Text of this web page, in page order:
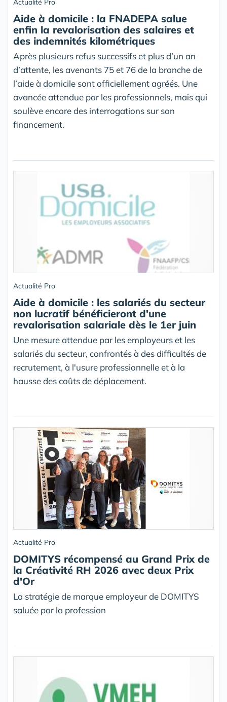
Actualité Pro
Aide à domicile : la FNADEPA salue
enfin la revalorisation des salaires et
des indemnités kilométriques
Après plusieurs refus successifs et plus d’un an
d’attente, les avenants 75 et 76 de la branche de
l’aide à domicile sont officiellement agréés. Une
avancée attendue par les professionnels, mais qui
soulève encore des interrogations sur son
financement.
Actualité Pro
Aide à domicile : les salariés du secteur
non lucratif bénéficieront d'une
revalorisation salariale dès le 1er juin
Une mesure attendue par les employeurs et les
salariés du secteur, confrontés à des difficultés de
recrutement, à l'usure professionnelle et à la
hausse des coûts de déplacement.
Actualité Pro
DOMITYS récompensé au Grand Prix de
la Créativité RH 2026 avec deux Prix
d'Or
La stratégie de marque employeur de DOMITYS
saluée par la profession